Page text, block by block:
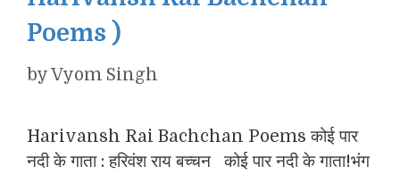
Poems )
byVyom Singh
Harivansh Rai Bachchan Poems कोई पार
नदी के गाता : हरिवंश राय बच्चन कोई पार नदी के गाता!भंग